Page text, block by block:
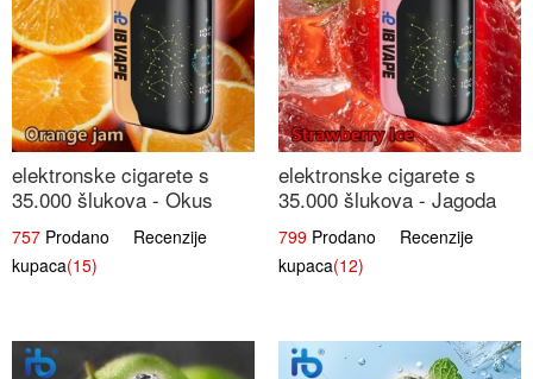
elektronske cigarete s
35.000 šlukova - Okus
Narančinog Džema |
Dugotrajno Iskustvo
757 Prodano Recenzije
kupaca(15)
elektronske cigarete s
35.000 šlukova - Jagoda
Led | Ohladivši i
Osježavajući Okus
799 Prodano Recenzije
kupaca(12)